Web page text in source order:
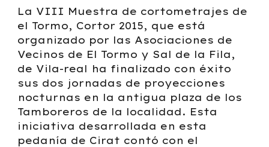
La VIII Muestra de cortometrajes de
el Tormo, Cortor 2015, que está
organizado por las Asociaciones de
Vecinos de El Tormo y Sal de la Fila,
de Vila-real ha finalizado con éxito
sus dos jornadas de proyecciones
nocturnas en la antigua plaza de los
Tamboreros de la localidad. Esta
iniciativa desarrollada en esta
pedanía de Cirat contó con el